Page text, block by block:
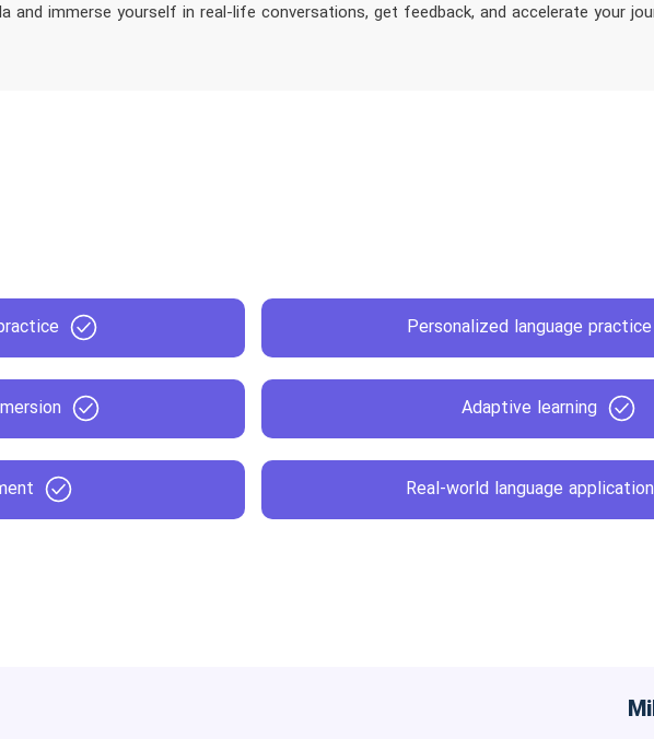
and immerse yourself in real-life conversations, get feedback, and accelerate your
Personalized language practice
Adaptive learning
Real-world language application